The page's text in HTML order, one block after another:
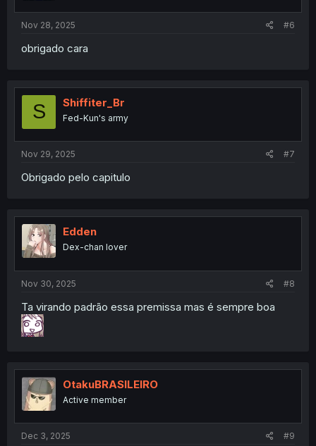
Nov 28, 2025 #6
obrigado cara
S Shiffiter_Br
Fed-Kun's army
Nov 29, 2025 #7
Obrigado pelo capitulo
Edden
Dex-chan lover
Nov 30, 2025 #8
Ta virando padrão essa premissa mas é sempre boa
OtakuBRASILEIRO
Active member
Dec 3, 2025 #9